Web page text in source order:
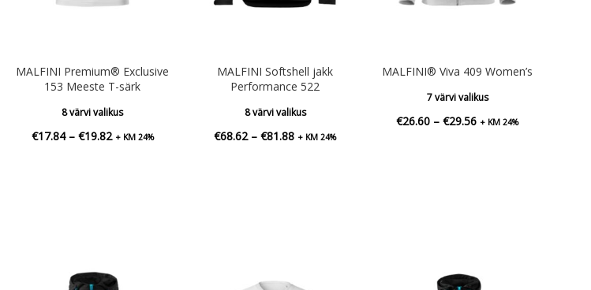
MALFINI Premium® Exclusive
153 Meeste T-särk
8 värvi valikus
€17.84 – €19.82Hinnavahemik:
+ KM 24%
MALFINI Softshell jakk
Performance 522
8 värvi valikus
€68.62 – €81.88Hinnavahemik:
+ KM 24%
MALFINI® Viva 409 Women’s
7 värvi valikus
€26.60 – €29.56Hinnavahemik:
+ KM 24%